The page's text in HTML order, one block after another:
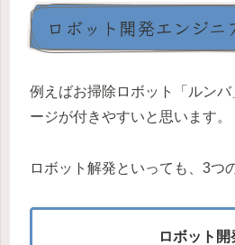
ロボット開発エンジニ
例えばお掃除ロボット「ルン
ージが付きやすいと思います。
ロボット解発といっても、3つ
ロボット開